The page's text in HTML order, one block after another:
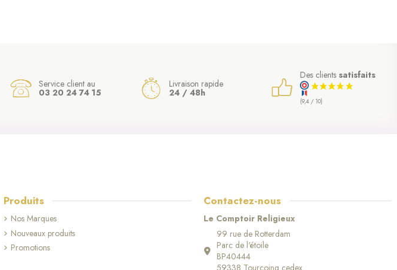
Service client au
03 20 24 74 15
Livraison rapide
24 / 48h
Des clients satisfaits
(9,4 / 10)
Produits
Nos Marques
Nouveaux produits
Promotions
Contactez-nous
Le Comptoir Religieux
99 rue de Rotterdam
Parc de l'étoile
BP40444